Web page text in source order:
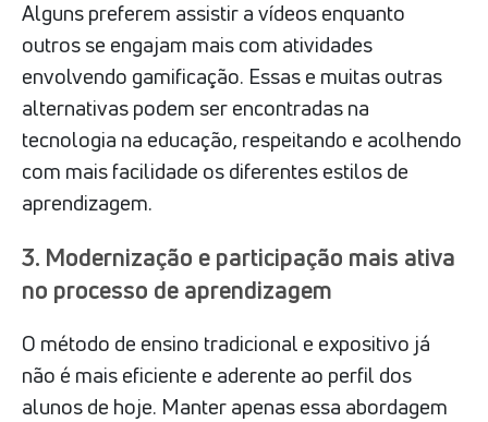
Alguns preferem assistir a vídeos enquanto
outros se engajam mais com atividades
envolvendo gamificação. Essas e muitas outras
alternativas podem ser encontradas na
tecnologia na educação, respeitando e acolhendo
com mais facilidade os diferentes estilos de
aprendizagem.
3. Modernização e participação mais ativa
no processo de aprendizagem
O método de ensino tradicional e expositivo já
não é mais eficiente e aderente ao perfil dos
alunos de hoje. Manter apenas essa abordagem